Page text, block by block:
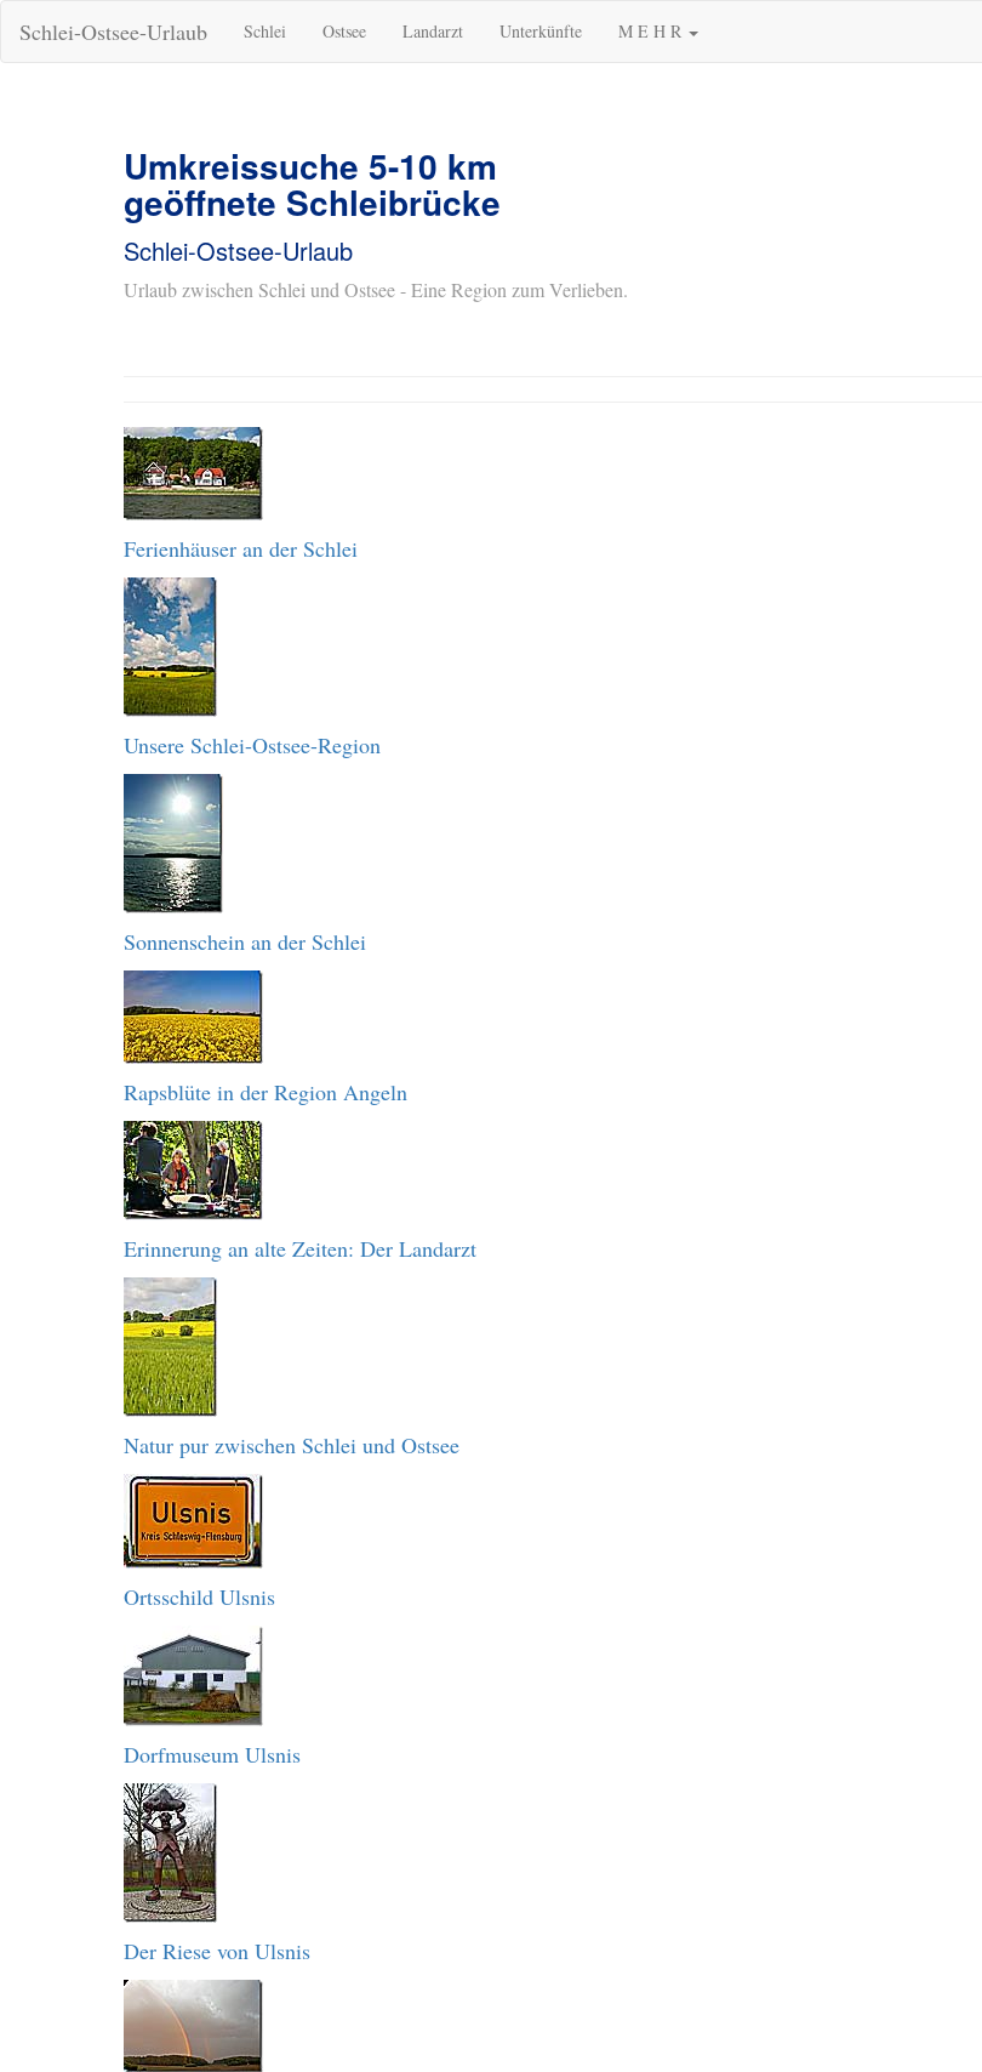
Schlei-Ostsee-Urlaub Schlei Ostsee Landarzt Unterkünfte M E H R
Umkreissuche 5-10 km
geöffnete Schleibrücke
Schlei-Ostsee-Urlaub
Urlaub zwischen Schlei und Ostsee - Eine Region zum Verlieben.
Ferienhäuser an der Schlei
Unsere Schlei-Ostsee-Region
Sonnenschein an der Schlei
Rapsblüte in der Region Angeln
Erinnerung an alte Zeiten: Der Landarzt
Natur pur zwischen Schlei und Ostsee
Ortsschild Ulsnis
Dorfmuseum Ulsnis
Der Riese von Ulsnis